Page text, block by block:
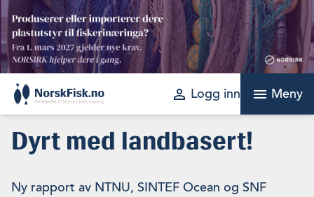
Skip
content
perm_identity Logg inn menu Meny
Dyrt med landbasert!
Ny rapport av NTNU, SINTEF Ocean og SNF